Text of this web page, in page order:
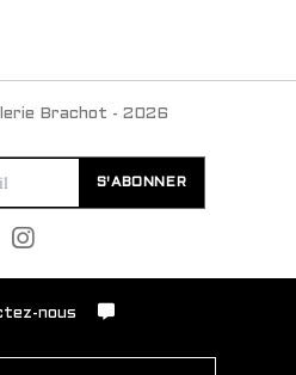
Brachot - 2026
S'ABONNER
nous